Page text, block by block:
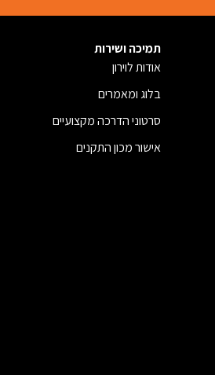
תמיכה ושירות
אודות לוירון
בלוג ומאמרים
סרטוני הדרכה מקצועיים
אישור מכון התקנים